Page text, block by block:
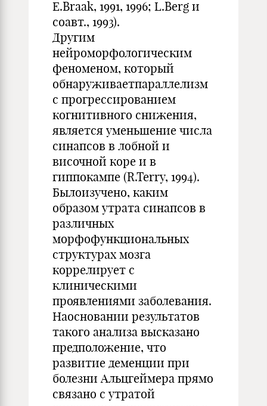
E.Braak, 1991, 1996; L.Berg и
соавт., 1993).
Другим
нейроморфологическим
феноменом, который
обнаруживаетпараллелизм
с прогрессированием
когнитивного снижения,
является уменьшение числа
синапсов в лобной и
височной коре и в
гиппокампе (R.Terry, 1994).
Былоизучено, каким
образом утрата синапсов в
различных
морфофункциональных
структурах мозга
коррелирует с
клиническими
проявлениями заболевания.
Наосновании результатов
такого анализа высказано
предположение, что
развитие деменции при
болезни Альцгеймера прямо
связано с утратой